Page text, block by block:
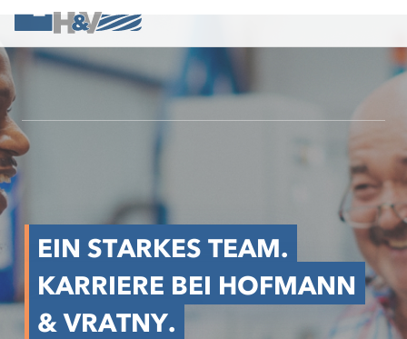
EIN STARKES TEAM.
KARRIERE BEI HOFMANN
& VRATNY.